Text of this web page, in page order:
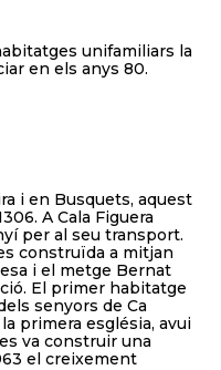
unifamiliars la
en els anys 80.
i en Busquets, aquest
A Cala Figuera
per al seu transport.
construïda a mitjan
i el metge Bernat
El primer habitatge
senyors de Ca
primera església, avui
va construir una
el creixement